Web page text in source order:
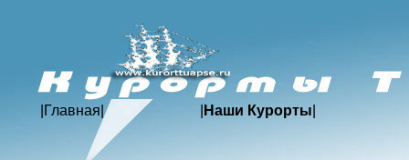
Главная Наши Курорты